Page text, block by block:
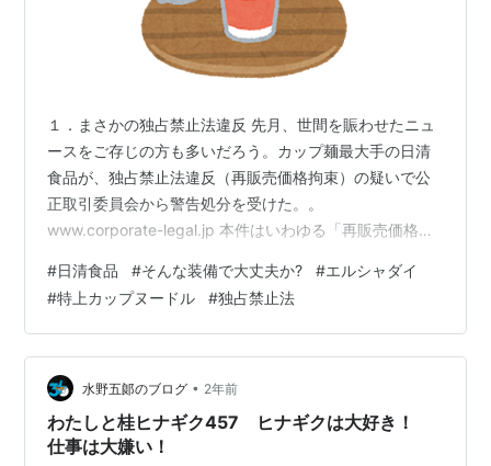
１．まさかの独占禁止法違反 先月、世間を賑わせたニュ
ースをご存じの方も多いだろう。カップ麺最大手の日清
食品が、独占禁止法違反（再販売価格拘束）の疑いで公
正取引委員会から警告処分を受けた。。
www.corporate-legal.jp 本件はいわゆる「再販売価格拘
小売事業者に商品を販売した場合、もはや所有者ではな
いので、これらの事業者の価格決定には関与できない。
にもかかわらず、メーカーが相手方に商売上の不利益
（リベートの支払減額・中止や販売終了）を課すことで
従わせるのは違法となる。あまりにベタなケースなの
で、企業法務担当者である私も「大手企業が…
#日清食品 #そんな装備で大丈夫か? #エルシャダイ
#特上カップヌードル #独占禁止法
水野五郞のブログ • 2年前
わたしと桂ヒナギク457 ヒナギクは大好き！
仕事は大嫌い！